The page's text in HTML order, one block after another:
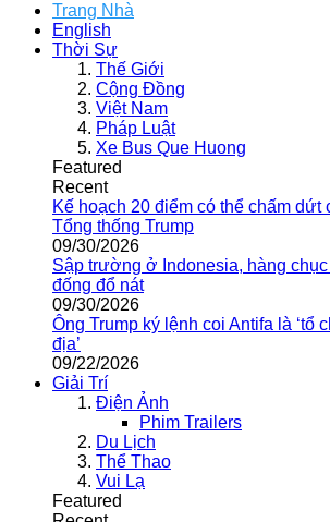
Trang Nhà
English
Thời Sự
Thế Giới
Cộng Đồng
Việt Nam
Pháp Luật
Xe Bus Que Huong
Featured
Recent
Kế hoạch 20 điểm có thể chấm dứt
Tổng thống Trump
09/30/2026
Sập trường ở Indonesia, hàng
đống đổ nát
09/30/2026
Ông Trump ký lệnh coi Antifa là ‘tổ
địa’
09/22/2026
Giải Trí
Điện Ảnh
Phim Trailers
Du Lịch
Thể Thao
Vui Lạ
Featured